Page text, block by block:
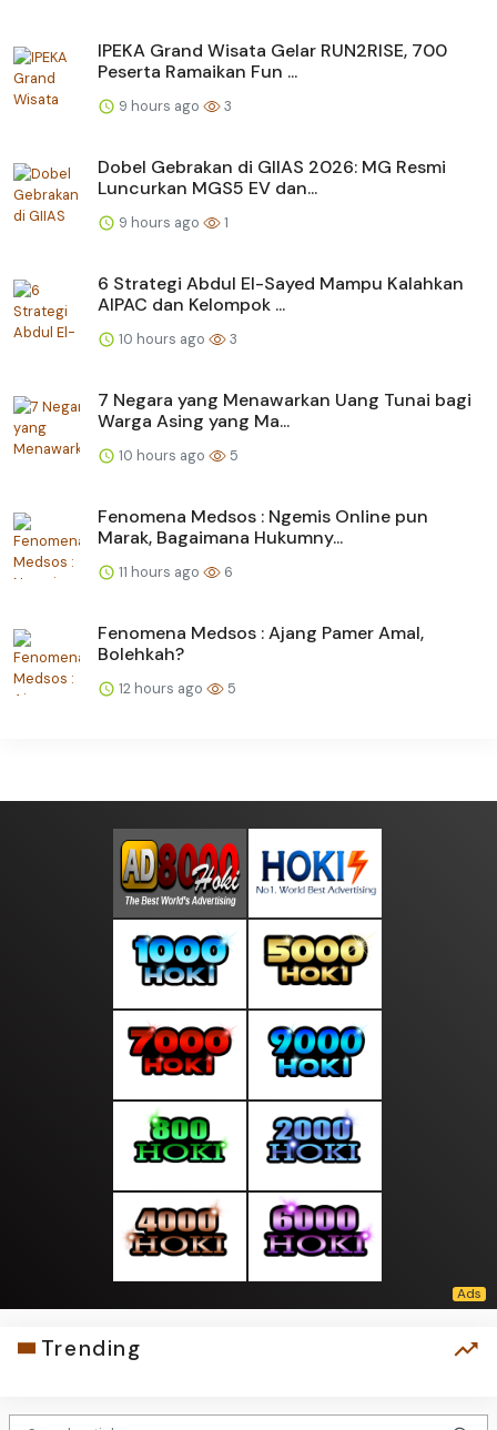
IPEKA Grand Wisata Gelar RUN2RISE, 700
Peserta Ramaikan Fun ...
9 hours ago 3
Dobel Gebrakan di GIIAS 2026: MG Resmi
Luncurkan MGS5 EV dan...
9 hours ago 1
6 Strategi Abdul El-Sayed Mampu Kalahkan
AIPAC dan Kelompok ...
10 hours ago 3
7 Negara yang Menawarkan Uang Tunai bagi
Warga Asing yang Ma...
10 hours ago 5
Fenomena Medsos : Ngemis Online pun
Marak, Bagaimana Hukumny...
11 hours ago 6
Fenomena Medsos : Ajang Pamer Amal,
Bolehkah?
12 hours ago 5
Trending